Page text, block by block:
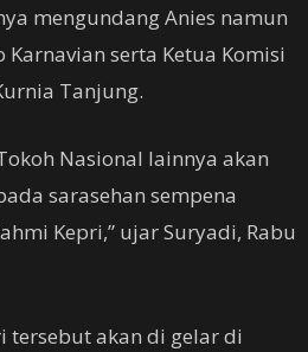
mengundang Anies namun
serta Ketua Komisi
Tanjung.
Nasional lainnya akan
sarasehan sempena
Kepri,” ujar Suryadi, Rabu
tersebut akan di gelar di